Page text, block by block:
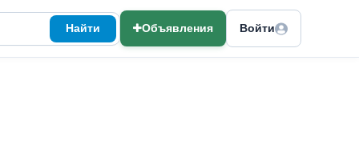
Найти Объявления Войти